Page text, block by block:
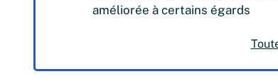
améliorée à certains égards